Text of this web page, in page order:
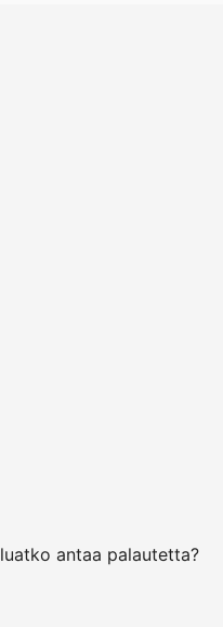
antaa palautetta?